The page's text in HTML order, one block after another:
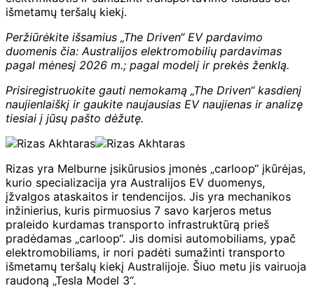
išmetamų teršalų kiekį.
Peržiūrėkite išsamius „The Driven“ EV pardavimo
duomenis čia: Australijos elektromobilių pardavimas
pagal mėnesį 2026 m.; pagal modelį ir prekės ženklą.
Prisiregistruokite gauti nemokamą „The Driven“ kasdienį
naujienlaiškį ir gaukite naujausias EV naujienas ir analizę
tiesiai į jūsų pašto dėžutę.
Rizas yra Melburne įsikūrusios įmonės „carloop“ įkūrėjas,
kurio specializacija yra Australijos EV duomenys,
įžvalgos ataskaitos ir tendencijos. Jis yra mechanikos
inžinierius, kuris pirmuosius 7 savo karjeros metus
praleido kurdamas transporto infrastruktūrą prieš
pradėdamas „carloop“. Jis domisi automobiliams, ypač
elektromobiliams, ir nori padėti sumažinti transporto
išmetamų teršalų kiekį Australijoje. Šiuo metu jis vairuoja
raudoną „Tesla Model 3“.